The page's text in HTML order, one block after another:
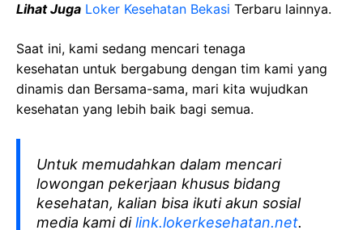
Lihat Juga Loker Kesehatan Bekasi Terbaru lainnya.
Saat ini, kami sedang mencari tenaga
kesehatan untuk bergabung dengan tim kami yang
dinamis dan Bersama-sama, mari kita wujudkan
kesehatan yang lebih baik bagi semua.
Untuk memudahkan dalam mencari
lowongan pekerjaan khusus bidang
kesehatan, kalian bisa ikuti akun sosial
media kami dilink.lokerkesehatan.net.